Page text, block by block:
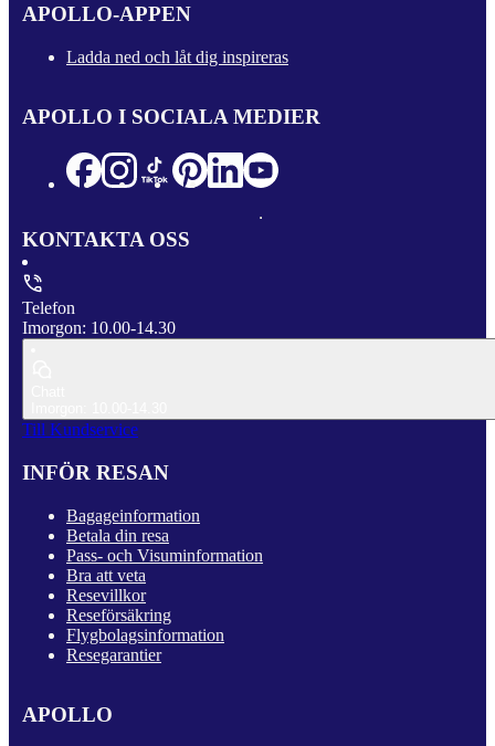
APOLLO-APPEN
Ladda ned och låt dig inspireras
APOLLO I SOCIALA MEDIER
KONTAKTA OSS
Telefon
Imorgon: 10.00-14.30
Till Kundservice
INFÖR RESAN
Bagageinformation
Betala din resa
Pass- och Visuminformation
Bra att veta
Resevillkor
Reseförsäkring
Flygbolagsinformation
Resegarantier
APOLLO